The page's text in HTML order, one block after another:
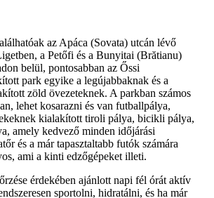
az Apáca (Sovata) utcán lévő
a Petőfi és a Bunyitai (Brătianu)
belül, pontosabban az Őssi
park egyike a legújabbaknak és a
zöld övezeteknek. A parkban számos
lehet kosarazni és van futballpálya,
kialakított tiroli pálya, bicikli pálya,
amely kedvező minden időjárási
és a már tapasztaltabb futók számára
ami a kinti edzőgépeket illeti.
érdekében ajánlott napi fél órát aktív
sportolni, hidratálni, és ha már